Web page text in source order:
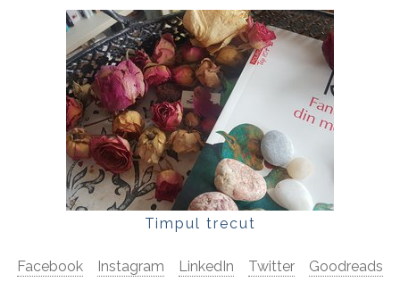
Timpul trecut
Facebook Instagram LinkedIn Twitter
Goodreads